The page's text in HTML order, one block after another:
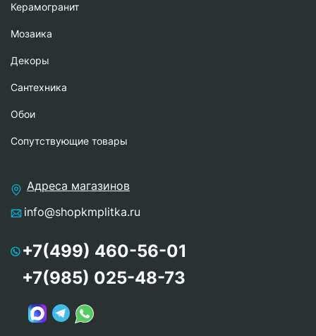
Керамогранит
Мозаика
Декоры
Сантехника
Обои
Сопутствующие товары
Адреса магазинов
info@shopkmplitka.ru
+7(499) 460-56-01
+7(985) 025-48-73